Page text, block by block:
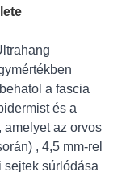
a fascia
és a
amelyet az orvos
, 4,5 mm-rel
sejtek súrlódása